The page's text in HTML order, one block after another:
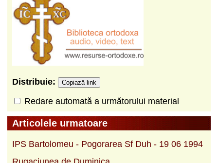
Distribuie: Copiază link
Redare automată a următorului material
Articolele urmatoare
IPS Bartolomeu - Pogorarea Sf Duh - 19 06 1994